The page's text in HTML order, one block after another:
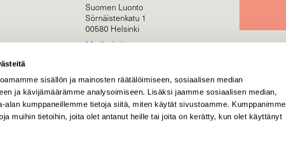
sisällön ja mainosten räätälöimiseen, sosiaalisen median
ja kävijämäärämme analysoimiseen. Lisäksi jaamme sosiaalisen median,
alan kumppaneillemme tietoja siitä, miten käytät sivustoamme. Kumppanimme
muihin tietoihin, joita olet antanut heille tai joita on kerätty, kun olet käyttänyt
Suomen Luonto
Sörnäistenkatu 1
00580 Helsinki
Mediatiedot
KIRJAUDU